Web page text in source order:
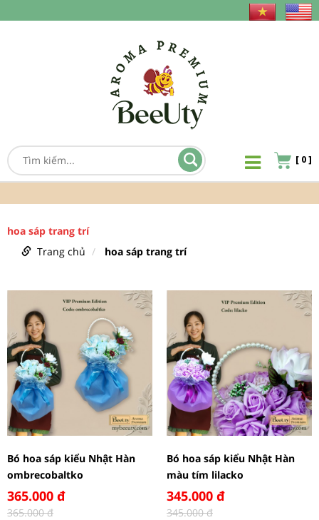
[0]
hoa sáp trang trí
Trang chủ
hoa sáp trang trí
Bó hoa sáp kiểu Nhật Hàn
ombrecobaltko
365.000 đ
365.000 đ
Bó hoa sáp kiểu Nhật Hàn
màu tím lilacko
345.000 đ
345.000 đ